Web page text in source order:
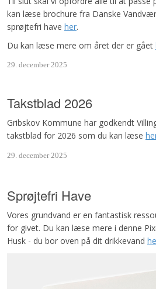
kan læse brochure fra Danske
sprøjtefri have her.
Du kan læse mere om året der er gået
29. december 2025
Takstblad 2026
Gribskov Kommune har godkendt
takstblad for 2026 som du kan læse
29. december 2025
Sprøjtefri Have
Vores grundvand er en fantastisk
for givet. Du kan læse mere i denne
Husk - du bor oven på dit drikkevand